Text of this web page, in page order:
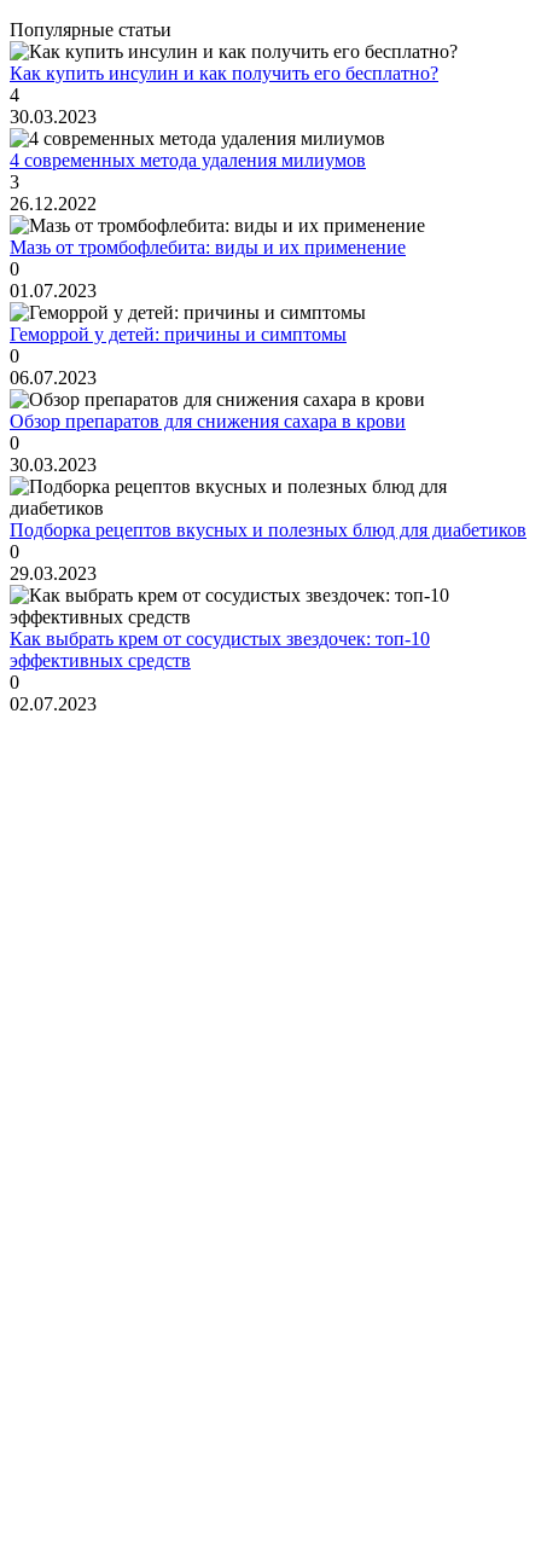
Популярные статьи
Как купить инсулин и как получить его бесплатно?
4
30.03.2023
4 современных метода удаления милиумов
3
26.12.2022
Мазь от тромбофлебита: виды и их применение
0
01.07.2023
Геморрой у детей: причины и симптомы
0
06.07.2023
Обзор препаратов для снижения сахара в крови
0
30.03.2023
Подборка рецептов вкусных и полезных блюд для диабетиков
0
29.03.2023
Как выбрать крем от сосудистых звездочек: топ-10
эффективных средств
0
02.07.2023